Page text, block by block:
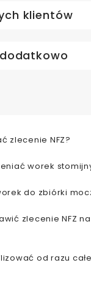
klientów
dodatkowo
zlecenie NFZ?
worek
do zbiórki
zlecenie NFZ
od razu